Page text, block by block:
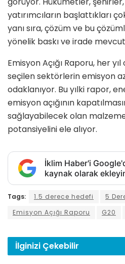
yatırımcıların başlattıkları
yanı sıra, çözüm ve bu
yönelik baskı ve irade
Emisyon Açığı Raporu, her
seçilen sektörlerin emisyon
odaklanıyor. Bu yılki rapor,
emisyon açığının
sağlayabilecek olan
potansiyelini ele alıyor.
İklim Haber'i
kaynak olarak
Tags: 1.5 derece hedefi 5
Emisyon Açığı Raporu
G20
İlginizi Çekebilir